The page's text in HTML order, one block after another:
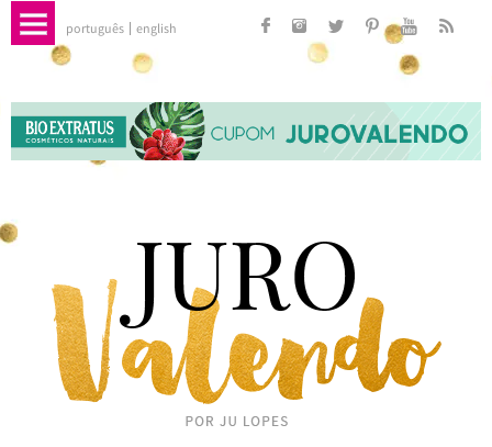
português english